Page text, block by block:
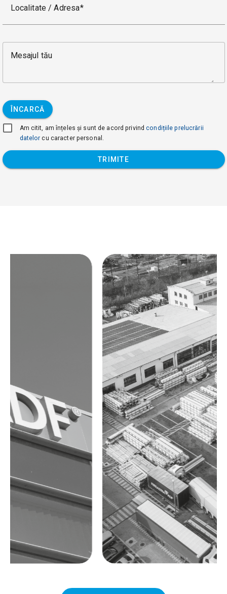
Localitate / Adresa
Mesajul tău
ÎNCARCĂ
Am citit, am înțeles și sunt de acord privindcondițiile prelucrării
datelor cu caracter personal.
TRIMITE